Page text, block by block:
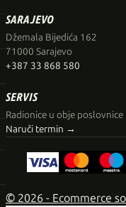
SARAJEVO
Džemala Bijedića 162
71000 Sarajevo
+387 33 868 580
SERVIS
Radionice u obje poslovnice
Naruči termin →
© 2026 - Ecommerce